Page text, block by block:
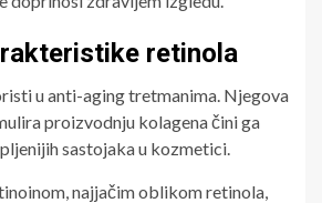
retinola
u anti-aging tretmanima. Njegova
proizvodnju kolagena čini ga
sastojaka u kozmetici.
najjačim oblikom retinola,